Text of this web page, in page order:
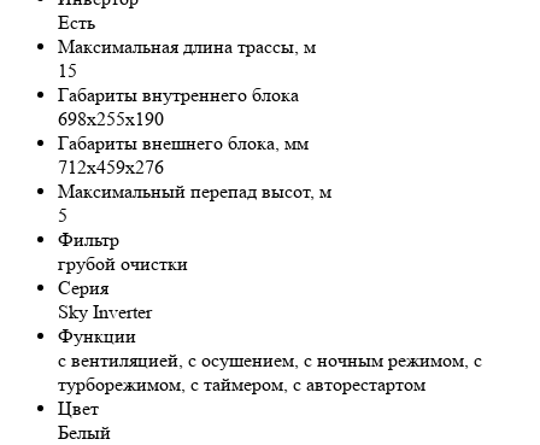
Есть
Максимальная длина трассы, м
15
Габариты внутреннего блока
698x255x190
Габариты внешнего блока, мм
712x459x276
Максимальный перепад высот, м
5
Фильтр
грубой очистки
Серия
Sky Inverter
Функции
с вентиляцией, с осушением, с ночным режимом, с
турборежимом, с таймером, с авторестартом
Цвет
Белый